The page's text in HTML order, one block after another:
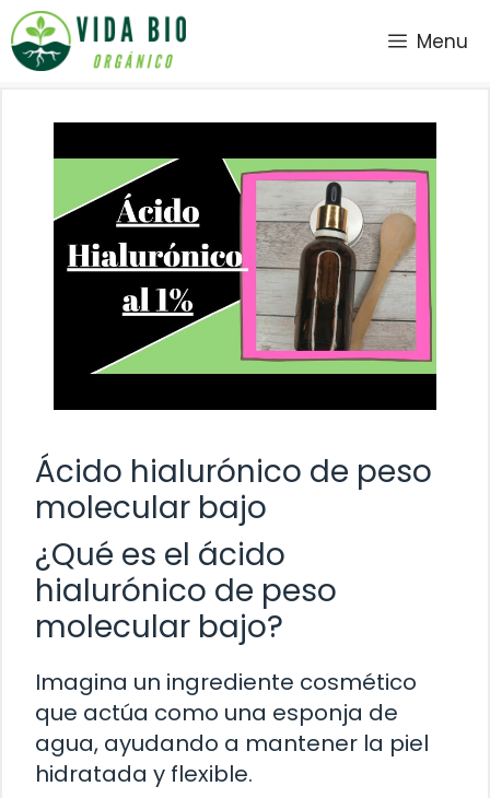
Saltar
al
contenido
Menu
Ácido hialurónico de peso
molecular bajo
¿Qué es el ácido
hialurónico de peso
molecular bajo?
Imagina un ingrediente cosmético
que actúa como una esponja de
agua, ayudando a mantener la piel
hidratada y flexible.